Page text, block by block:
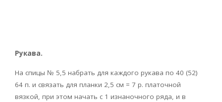
Рукава.
На спицы № 5,5 набрать для каждого рукава по 40 (52)
64 п. и связать для планки 2,5 см = 7 р. платочной
вязкой, при этом начать с 1 изнаночного ряда, и в